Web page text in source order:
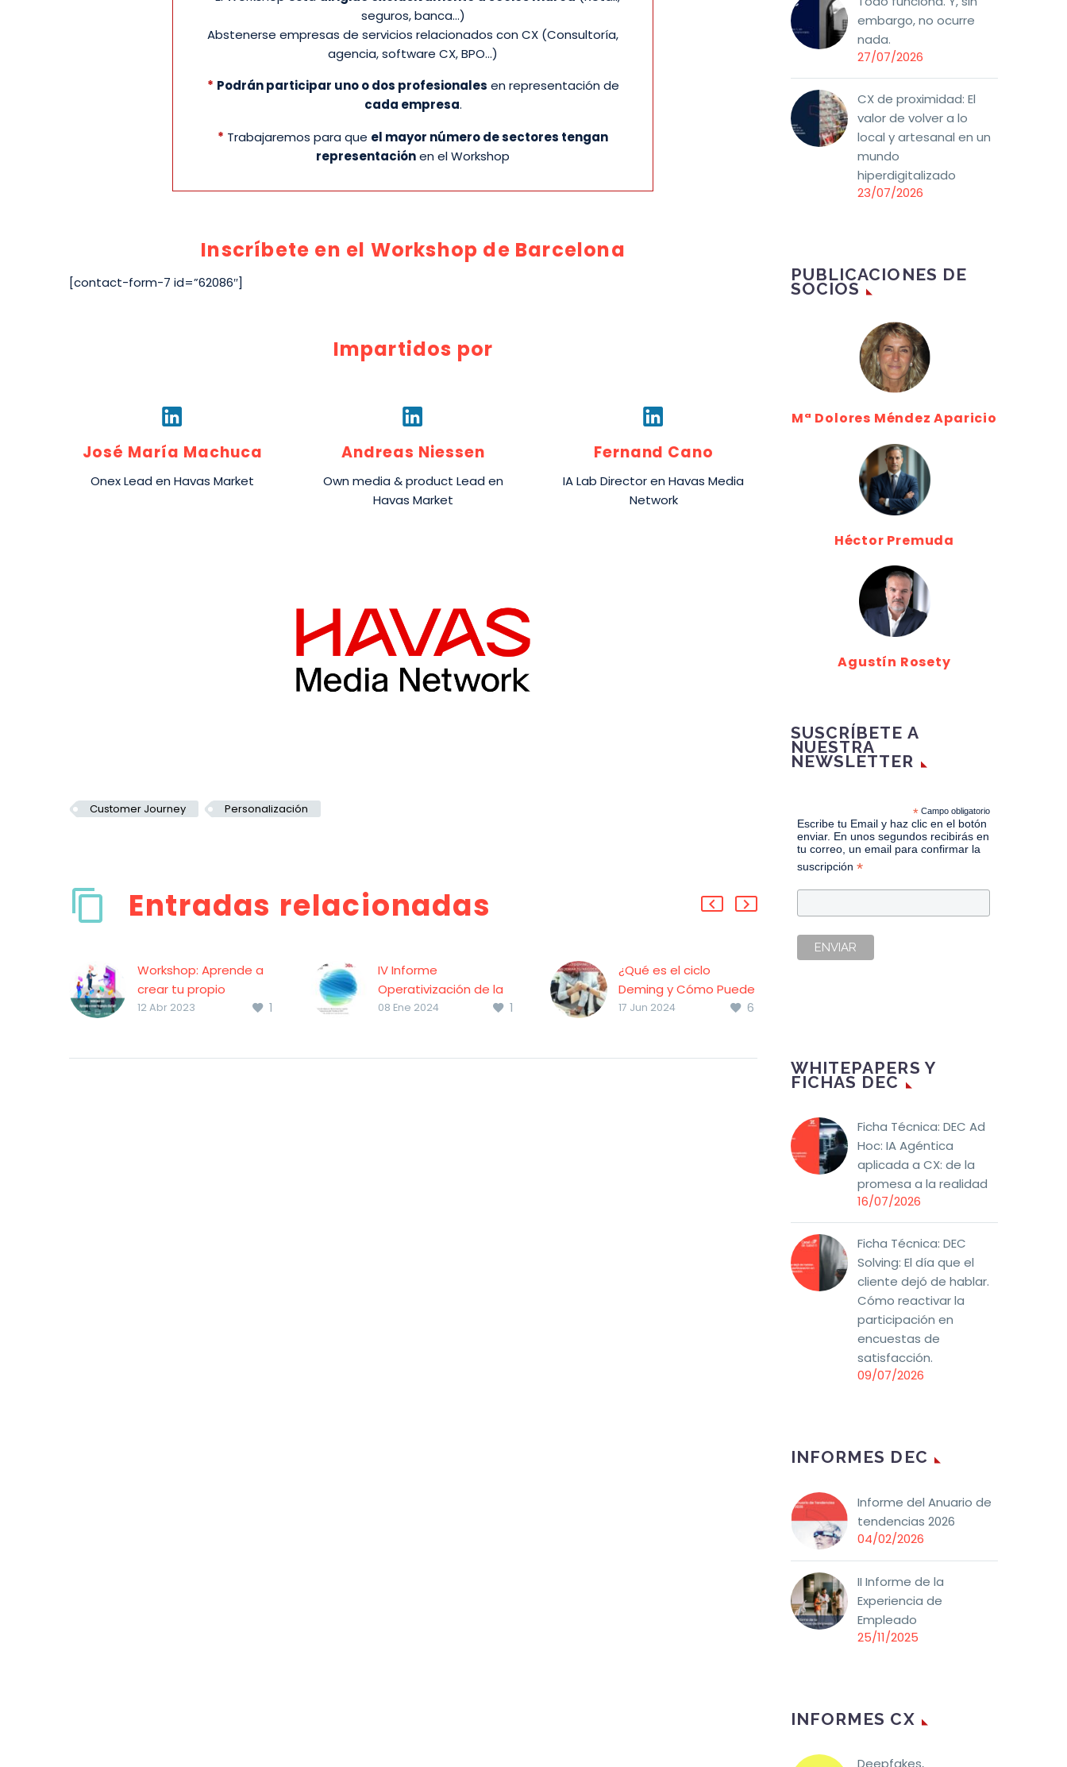
seguros, banca…)
Abstenerse empresas de servicios relacionados con CX (Consultoría,
agencia, software CX, BPO…)
* Podrán participar uno o dos profesionales en representación de
cada empresa.
* Trabajaremos para que el mayor número de sectores tengan
representaciónen el Workshop
Inscríbete en el Workshop de Barcelona
[contact-form-7 id=”62086″]
Impartidos por
José María Machuca
Onex Lead en Havas Market
Andreas Niessen
Own media & product Lead en
Havas Market
Fernand Cano
IA Lab Director en Havas Media
Network
Customer Journey Personalización
Entradas relacionadas
Workshop: Aprende a
crear tu propio
chatbot
1
12 Abr 2023
IV Informe
Operativización de la
Experiencia de Cliente 1
08 Ene 2024
¿Qué es el ciclo
Deming y Cómo Puede
Mejorar tu Negocio?
6
17 Jun 2024
socio DEC, sobre el
comportamiento y la
clientes en la banca
minoritaria.
embargo, no ocurre
nada.
27/07/2026
CX de proximidad: El
valor de volver a lo
local y artesanal en un
mundo
hiperdigitalizado
23/07/2026
PUBLICACIONES DE
SOCIOS
Mª Dolores Méndez Aparicio
Héctor Premuda
Agustín Rosety
SUSCRÍBETE A
NUESTRA
NEWSLETTER
*Campo obligatorio
Escribe tu Email y haz clic en el botón
enviar. En unos segundos recibirás en
tu correo, un email para confirmar la
suscripción *
WHITEPAPERS Y
FICHAS DEC
Ficha Técnica: DEC Ad
Hoc: IA Agéntica
aplicada a CX: de la
promesa a la realidad
16/07/2026
Ficha Técnica: DEC
Solving: El día que el
cliente dejó de hablar.
Cómo reactivar la
participación en
encuestas de
satisfacción.
09/07/2026
INFORMES DEC
Informe del Anuario de
tendencias 2026
04/02/2026
II Informe de la
Experiencia de
Empleado
25/11/2025
INFORMES CX
Deepfakes,